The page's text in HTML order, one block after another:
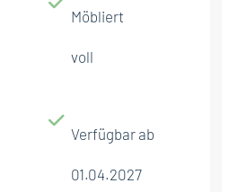
Möbliert
voll
Verfügbar ab
01.04.2027